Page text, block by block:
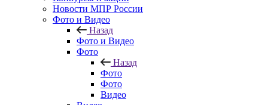
Новости МПР России
Фото и Видео
Назад
Фото и Видео
Фото
Назад
Фото
Фото
Видео